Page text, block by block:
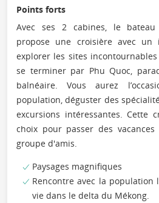
Points forts
Avec ses 2 cabines, le bateau
propose une croisière avec
explorer les sites
se terminer par Phu Quoc,
balnéaire. Vous aurez
population, déguster des
excursions intéressantes. Cette
choix pour passer des
groupe d'amis.
Paysages magnifiques
Rencontre avec la
vie dans le delta du Mékong.